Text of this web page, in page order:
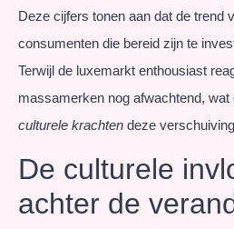
Deze cijfers tonen aan dat de trend
consumenten die bereid zijn te
Terwijl de luxemarkt enthousiast
massamerken nog afwachtend,
culturele krachten deze
De culturele
achter de